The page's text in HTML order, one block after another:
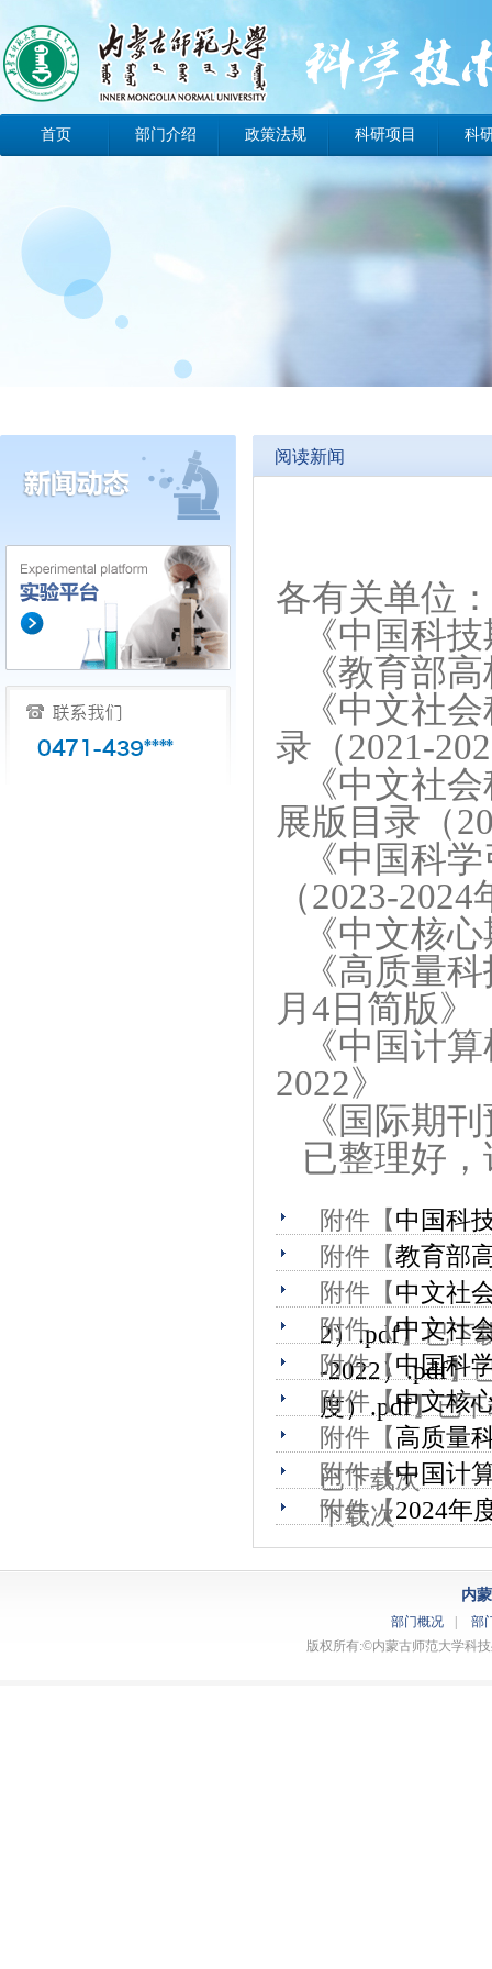
首页 部门介绍 政策法规 科研项目 科
阅读新闻
各有关单位：
《中国科
《教育部
《中文社
录（2021-
《中文社
展版目录（
《中国科
（2023-
《中文核
《高质量
月4日简版》
《中国计
2022》
《国际期
已整理好
附件【中国科
附件【教育部
附件【中文社
2）.pdf】已下
附件【中文社
-2022）.pdf】
附件【中国科
度）.pdf】已
附件【中文核
附件【高质量
已下载次
附件【中国计
下载次
附件【2024年
内
部门概况
部
版权所有:©内蒙古师范大学科